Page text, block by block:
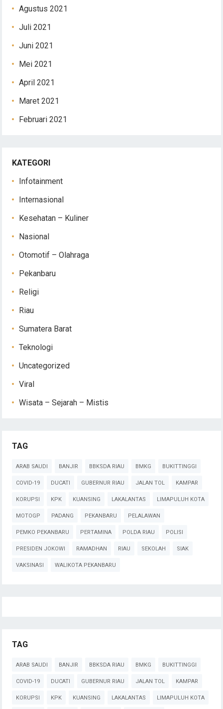
Agustus 2021
Juli 2021
Juni 2021
Mei 2021
April 2021
Maret 2021
Februari 2021
KATEGORI
Infotainment
Internasional
Kesehatan – Kuliner
Nasional
Otomotif – Olahraga
Pekanbaru
Religi
Riau
Sumatera Barat
Teknologi
Uncategorized
Viral
Wisata – Sejarah – Mistis
TAG
ARAB SAUDI BANJIR BBKSDA RIAU BMKG BUKITTINGGI
COVID-19 DUCATI GUBERNUR RIAU JALAN TOL KAMPAR
KORUPSI KPK KUANSING LAKALANTAS LIMAPULUH KOTA
MOTOGP PADANG PEKANBARU PELALAWAN
PEMKO PEKANBARU PERTAMINA POLDA RIAU POLISI
PRESIDEN JOKOWI RAMADHAN RIAU SEKOLAH SIAK
VAKSINASI WALIKOTA PEKANBARU
TAG
ARAB SAUDI BANJIR BBKSDA RIAU BMKG BUKITTINGGI
COVID-19 DUCATI GUBERNUR RIAU JALAN TOL KAMPAR
KORUPSI KPK KUANSING LAKALANTAS LIMAPULUH KOTA